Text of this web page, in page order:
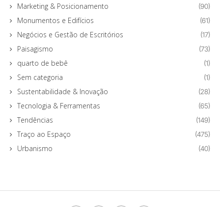
Marketing & Posicionamento (90)
Monumentos e Edifícios (61)
Negócios e Gestão de Escritórios (17)
Paisagismo (73)
quarto de bebê (1)
Sem categoria (1)
Sustentabilidade & Inovação (28)
Tecnologia & Ferramentas (65)
Tendências (149)
Traço ao Espaço (475)
Urbanismo (40)